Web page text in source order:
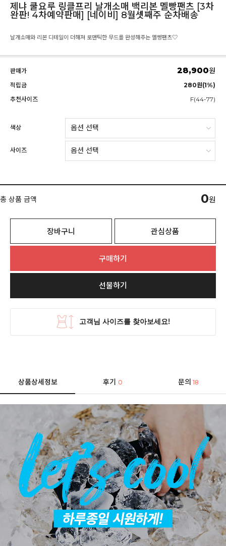
제냐 쿨요루 링클프리 날개소매 백리본 멜빵팬츠 [3차
완판! 4차예약판매] [네이비] 8월셋째주 순차배송
날개소매와 리본 디테일이 더해져 로맨틱한 무드를 완성해주는 멜빵팬츠♡
판매가 28,900원
적립금
280원(1%)
추천사이즈
F(44-77)
색상
사이즈
총 상품 금액 0원
장바구니 관심상품
구매하기
선물하기
상품상세정보 후기0 문의 18